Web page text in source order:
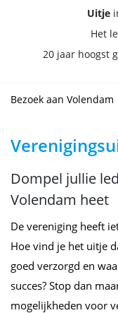
Uitje
Het
20 jaar hoogst
Bezoek aan Volendam
Dompel jullie
Volendam heet
De vereniging heeft
Hoe vind je het uitje
goed verzorgd en
succes? Stop dan
mogelijkheden voor